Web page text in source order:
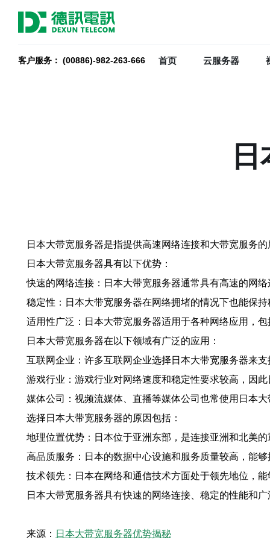
客户服务： (00886)-982-263-666 首页 云服务器
日本大带宽服务器是指提供高速网络连接和大带宽服务
日本大带宽服务器具有以下优势：
快速的网络连接：日本大带宽服务器通常具有高速的网
稳定性：日本大带宽服务器在网络拥堵的情况下也能保
适用性广泛：日本大带宽服务器适用于各种网络应用，
日本大带宽服务器在以下领域有广泛的应用：
互联网企业：许多互联网企业选择日本大带宽服务器来
游戏行业：游戏行业对网络速度和稳定性要求较高，因
媒体公司：视频流媒体、直播等媒体公司也常使用日本
选择日本大带宽服务器的原因包括：
地理位置优势：日本位于亚洲东部，是连接亚洲和北美
高品质服务：日本的数据中心设施和服务质量较高，能
技术领先：日本在网络和通信技术方面处于领先地位，
日本大带宽服务器具有快速的网络连接、稳定的性能和
来源： 日本大带宽服务器优势揭秘